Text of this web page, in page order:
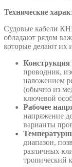
Технические
Судовые кабели
обладают рядом
которые делают их
проводник,
наложением
(обычно из
ключевой
Рабочее
напряжение
варианты
диапазон,
различных
тропический